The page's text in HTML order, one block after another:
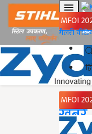
MFOI
गैलरी
MFOI
Home
ख़बरें